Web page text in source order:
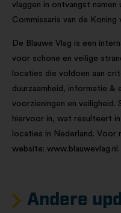
vlaggen in ontvangst namen
Commissaris van de
De Blauwe Vlag is een
voor schone en veilige
locaties die voldoen aan
duurzaamheid, informatie &
voorzieningen en veiligheid.
hiervoor in, wat resulteert
locaties in Nederland. Voor
website: www.blauwevlag.nl.
Andere